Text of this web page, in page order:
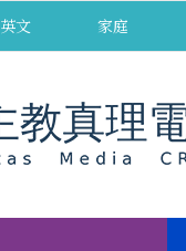
英文 家庭